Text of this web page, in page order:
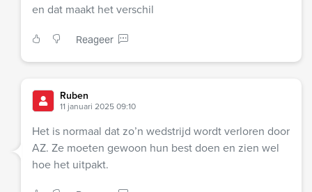
en dat maakt het verschil
Reageer
Ruben
11 januari 2025 09:10
Het is normaal dat zo’n wedstrijd wordt verloren door
AZ. Ze moeten gewoon hun best doen en zien wel
hoe het uitpakt.